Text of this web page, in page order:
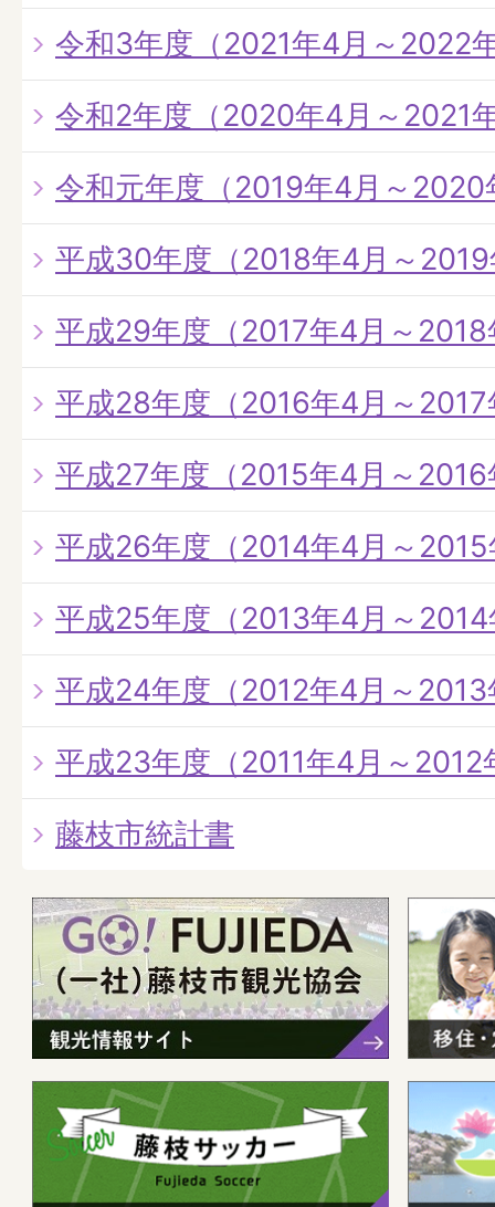
令和3年度（2021年4月～2022
令和2年度（2020年4月～2021
令和元年度（2019年4月～2020
平成30年度（2018年4月～
平成29年度（2017年4月～
平成28年度（2016年4月～
平成27年度（2015年4月～
平成26年度（2014年4月～
平成25年度（2013年4月～
平成24年度（2012年4月～
平成23年度（2011年4月～2012
藤枝市統計書